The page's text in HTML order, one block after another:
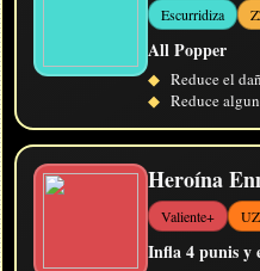
Escurridiza
All Popper
◆ Reduce el
◆ Reduce
Heroína
Valiente+
Infla 4 punis y